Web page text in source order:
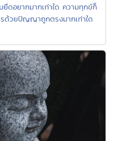
ดอยากมากเท่าใด ความทุกข์ก็
ด้วยปัญญาถูกตรงมากเท่าใด